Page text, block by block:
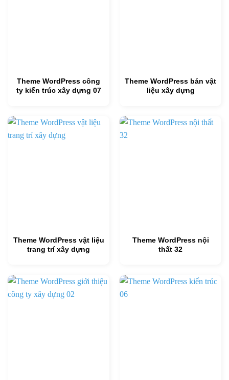
Theme WordPress công
ty kiến trúc xây dựng 07
Theme WordPress bán vật
liệu xây dựng
Theme WordPress vật liệu
trang trí xây dựng
Theme WordPress nội
thất 32